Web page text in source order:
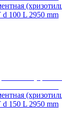
100 L 2950 mm
150 L 2950 mm